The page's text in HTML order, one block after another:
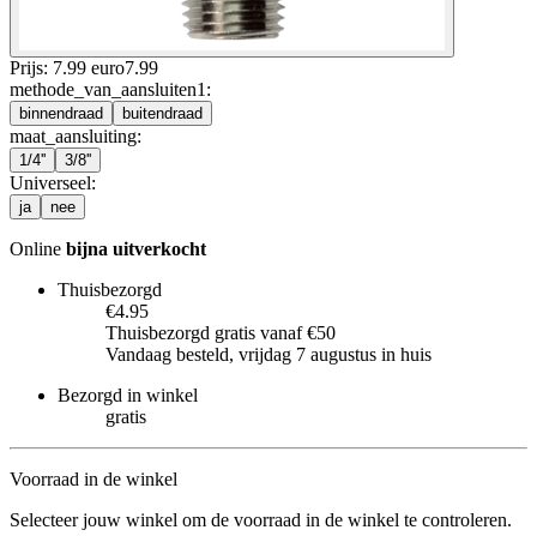
Prijs: 7.99 euro7.99
methode_van_aansluiten1 :
binnendraad buitendraad
maat_aansluiting:
1/4'' 3/8''
Universeel:
ja nee
Online bijna uitverkocht
Thuisbezorgd
€4.95
Thuisbezorgd gratis vanaf €50
Vandaag besteld, vrijdag 7 augustus in huis
Bezorgd in winkel
gratis
Voorraad in de winkel
Selecteer jouw winkel om de voorraad in de winkel te controleren.